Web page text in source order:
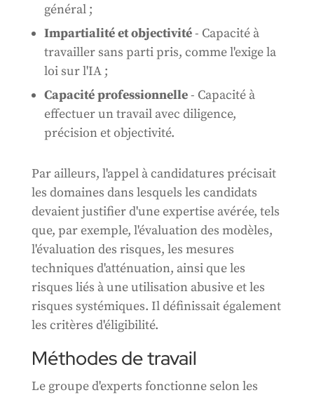
général ;
Impartialité et objectivité- Capacité à
travailler sans parti pris, comme l'exige la
loi sur l'IA ;
Capacité professionnelle- Capacité à
effectuer un travail avec diligence,
précision et objectivité.
Par ailleurs, l'appel à candidatures précisait
les domaines dans lesquels les candidats
devaient justifier d'une expertise avérée, tels
que, par exemple, l'évaluation des modèles,
l'évaluation des risques, les mesures
techniques d'atténuation, ainsi que les
risques liés à une utilisation abusive et les
risques systémiques. Il définissait également
les critères d'éligibilité.
Méthodes de travail
Le groupe d'experts fonctionne selon les